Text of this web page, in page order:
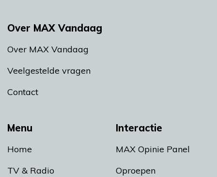
Menu
Home
TV & Radio
Interactie
MAX Opinie Panel
Oproepen
Over MAX Vandaag
Over MAX Vandaag
Veelgestelde vragen
Contact